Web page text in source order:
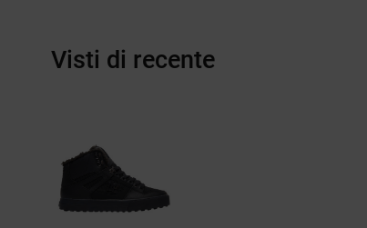
Visti di recente